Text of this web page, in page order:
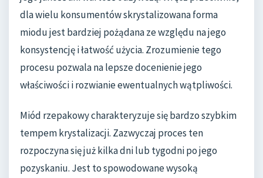
dla wielu konsumentów skrystalizowana forma
miodu jest bardziej pożądana ze względu na jego
konsystencję i łatwość użycia. Zrozumienie tego
procesu pozwala na lepsze docenienie jego
właściwości i rozwianie ewentualnych wątpliwości.
Miód rzepakowy charakteryzuje się bardzo szybkim
tempem krystalizacji. Zazwyczaj proces ten
rozpoczyna się już kilka dni lub tygodni po jego
pozyskaniu. Jest to spowodowane wysoką